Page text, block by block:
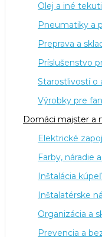
Olej a iné
Pneumatiky a
Preprava a
Príslušenstvo
Starostlivostí o
Výrobky pre
Domáci majster a
Elektrické
Farby, náradie
Inštalácia
Inštalatérske
Organizácia a
Prevencia a